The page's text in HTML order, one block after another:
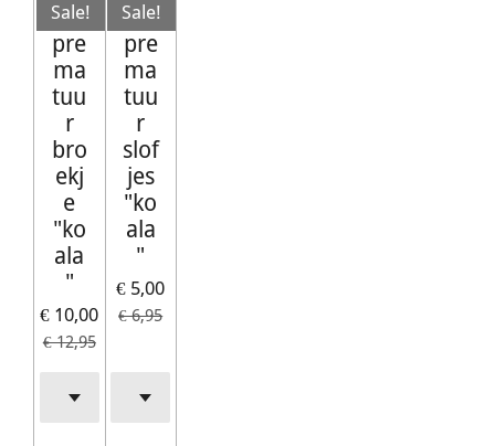
Sale!
pre
ma
tuu
r
bro
ekj
e
"ko
ala
"
€ 10,00
€ 12,95
Sale!
pre
ma
tuu
r
slof
jes
"ko
ala
"
€ 5,00
€ 6,95